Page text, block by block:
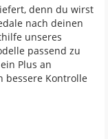
denn du wirst
nach deinen
unseres
passend zu
Plus an
bessere Kontrolle